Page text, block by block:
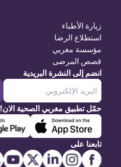
زيارة الأطباء
استطلاع الرضا
مؤسسة مغربي
قصص المرضى
انضم إلى النشرة البريدية
حمّل تطبيق مغربي الصحية الان!
تابعنا على